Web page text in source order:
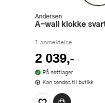
Andersen
A-wall klokke
1 anmeldelse
2 039,-
På nettlager
Kan sendes til butikk